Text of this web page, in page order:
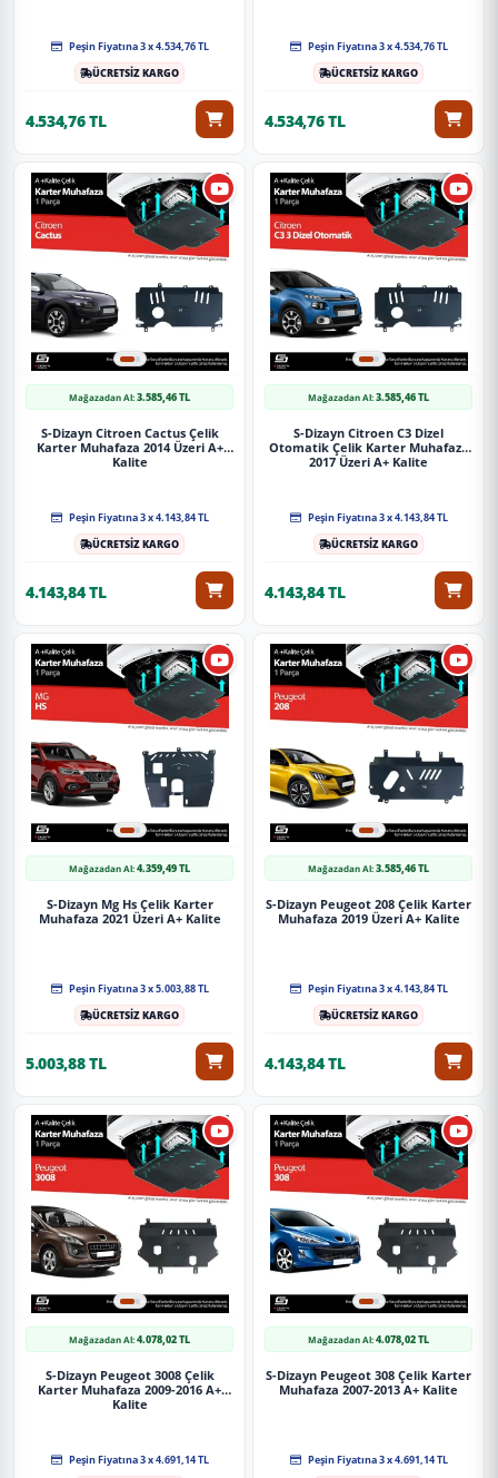
Peşin Fiyatına 3 x 4.534,76 TL
ÜCRETSİZ KARGO
4.534,76 TL
Peşin Fiyatına 3 x 4.534,76 TL
ÜCRETSİZ KARGO
4.534,76 TL
Mağazadan Al:3.585,46 TL
S-Dizayn Citroen Cactus Çelik
Karter Muhafaza 2014 Üzeri A+
Kalite
Peşin Fiyatına 3 x 4.143,84 TL
ÜCRETSİZ KARGO
4.143,84 TL
Mağazadan Al:3.585,46 TL
S-Dizayn Citroen C3 Dizel
Otomatik Çelik Karter Muhafaza
2017 Üzeri A+ Kalite
Peşin Fiyatına 3 x 4.143,84 TL
ÜCRETSİZ KARGO
4.143,84 TL
Mağazadan Al:4.359,49 TL
S-Dizayn Mg Hs Çelik Karter
Muhafaza 2021 Üzeri A+ Kalite
Peşin Fiyatına 3 x 5.003,88 TL
ÜCRETSİZ KARGO
5.003,88 TL
Mağazadan Al:3.585,46 TL
S-Dizayn Peugeot 208 Çelik Karter
Muhafaza 2019 Üzeri A+ Kalite
Peşin Fiyatına 3 x 4.143,84 TL
ÜCRETSİZ KARGO
4.143,84 TL
Mağazadan Al:4.078,02 TL
S-Dizayn Peugeot 3008 Çelik
Karter Muhafaza 2009-2016 A+
Kalite
Peşin Fiyatına 3 x 4.691,14 TL
Mağazadan Al:4.078,02 TL
S-Dizayn Peugeot 308 Çelik Karter
Muhafaza 2007-2013 A+ Kalite
Peşin Fiyatına 3 x 4.691,14 TL